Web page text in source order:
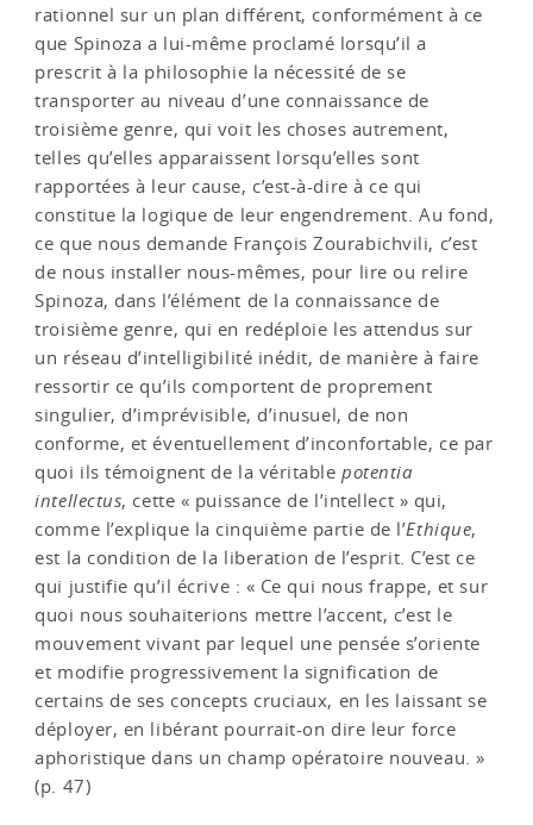
rationnel sur un plan différent, conformément à ce
que Spinoza a lui-même proclamé lorsqu’il a
prescrit à la philosophie la nécessité de se
transporter au niveau d’une connaissance de
troisième genre, qui voit les choses autrement,
telles qu’elles apparaissent lorsqu’elles sont
rapportées à leur cause, c’est-à-dire à ce qui
constitue la logique de leur engendrement. Au fond,
ce que nous demande François Zourabichvili, c’est
de nous installer nous-mêmes, pour lire ou relire
Spinoza, dans l’élément de la connaissance de
troisième genre, qui en redéploie les attendus sur
un réseau d’intelligibilité inédit, de manière à faire
ressortir ce qu’ils comportent de proprement
singulier, d’imprévisible, d’inusuel, de non
conforme, et éventuellement d’inconfortable, ce par
quoi ils témoignent de la véritablepotentia
intellectus, cette « puissance de l’intellect » qui,
comme l’explique la cinquième partie de l’Ethique,
est la condition de la liberation de l’esprit. C’est ce
qui justifie qu’il écrive : « Ce qui nous frappe, et sur
quoi nous souhaiterions mettre l’accent, c’est le
mouvement vivant par lequel une pensée s’oriente
et modifie progressivement la signification de
certains de ses concepts cruciaux, en les laissant se
déployer, en libérant pourrait-on dire leur force
aphoristique dans un champ opératoire nouveau. »
(p. 47)